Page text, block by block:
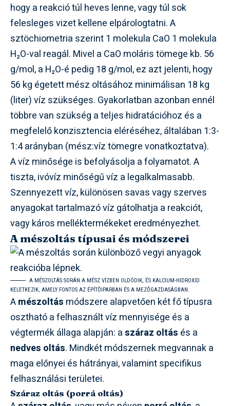
hogy a reakció túl heves lenne, vagy túl sok
felesleges vizet kellene elpárologtatni. A
sztöchiometria szerint 1 molekula CaO 1 molekula
H₂O-val reagál. Mivel a CaO moláris tömege kb. 56
g/mol, a H₂O-é pedig 18 g/mol, ez azt jelenti, hogy
56 kg égetett mész oltásához minimálisan 18 kg
(liter) víz szükséges. Gyakorlatban azonban ennél
többre van szükség a teljes hidratációhoz és a
megfelelő konzisztencia eléréséhez, általában 1:3-
1:4 arányban (mész:víz tömegre vonatkoztatva).
A víz minősége is befolyásolja a folyamatot. A
tiszta, ivóvíz minőségű víz a legalkalmasabb.
Szennyezett víz, különösen savas vagy szerves
anyagokat tartalmazó víz gátolhatja a reakciót,
vagy káros melléktermékeket eredményezhet.
A mészoltás típusai és módszerei
A MÉSZOLTÁS SORÁN A MÉSZ VÍZBEN OLDÓDIK, ÉS KALCIUM-HIDROXID
KELETKEZIK, AMELY FONTOS AZ ÉPÍTŐIPARBAN ÉS A MEZŐGAZDASÁGBAN.
Amészoltás módszere alapvetően két fő típusra
osztható a felhasznált víz mennyisége és a
végtermék állaga alapján: aszáraz oltás és a
nedves oltás. Mindkét módszernek megvannak a
maga előnyei és hátrányai, valamint specifikus
felhasználási területei.
Száraz oltás (porrá oltás)